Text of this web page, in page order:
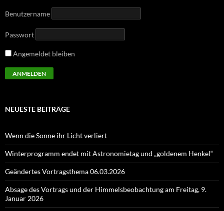
Benutzername
Passwort
Angemeldet bleiben
NEUESTE BEITRÄGE
Wenn die Sonne ihr Licht verliert
Winterprogramm endet mit Astronomietag und „goldenem Henkel“
Geändertes Vortragsthema 06.03.2026
Absage des Vortrags und der Himmelsbeobachtung am Freitag, 9.
Januar 2026